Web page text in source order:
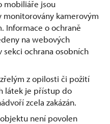
mobiliáře jsou
kamerovým
Informace o ochraně
na webových
sekci ochrana osobních
z opilosti či požití
látek je přístup do
zcela zakázán.
není povolen